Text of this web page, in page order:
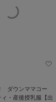
ダウンママコー
・産後授乳服【出